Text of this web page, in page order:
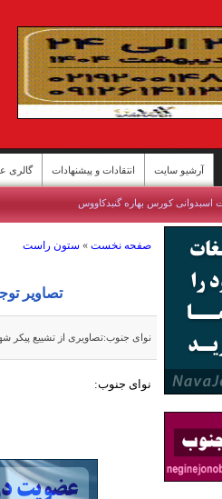
آرشیو سایت انتقادات و پیشنهادات گالری
از شالیزارهای شمال - سوادکوه
وضعیت تنگه هرمز
سوادکوه؛ پناهگاه خنک در اوج گرمای تابستان
گردشگری قلات - شیراز
«رودان - بندرعباس» پس حمله آمریکا
جان ایران
دریاچه «زنده» ارومیه
به مازندران رسید
صفحه نخست » ستون راست
تصاویر
نوای جنوب:تصاویری از تشییع
نوای جنوب: